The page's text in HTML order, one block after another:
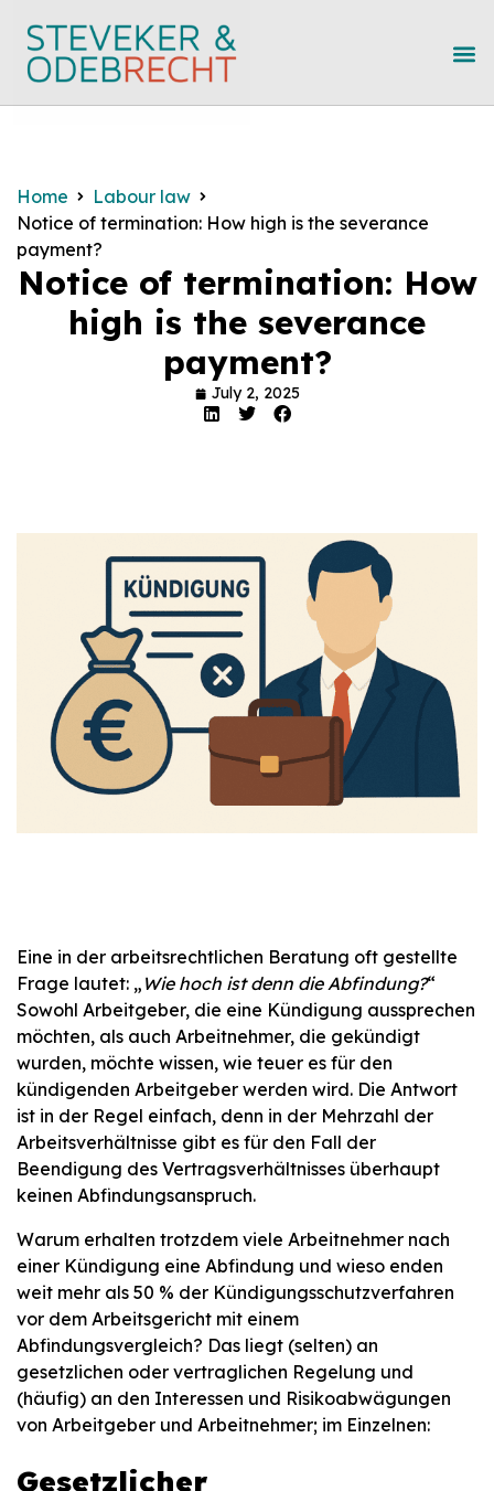
Home
Labour law
Notice of termination: How high is the severance
payment?
Notice of termination: How
high is the severance
payment?
July 2, 2025
Eine in der arbeitsrechtlichen Beratung oft gestellte
Frage lautet: „ Wie hoch ist denn die Abfindung?“
Sowohl Arbeitgeber, die eine Kündigung aussprechen
möchten, als auch Arbeitnehmer, die gekündigt
wurden, möchte wissen, wie teuer es für den
kündigenden Arbeitgeber werden wird. Die Antwort
ist in der Regel einfach, denn in der Mehrzahl der
Arbeitsverhältnisse gibt es für den Fall der
Beendigung des Vertragsverhältnisses überhaupt
keinen Abfindungsanspruch.
Warum erhalten trotzdem viele Arbeitnehmer nach
einer Kündigung eine Abfindung und wieso enden
weit mehr als 50 % der Kündigungsschutzverfahren
vor dem Arbeitsgericht mit einem
Abfindungsvergleich? Das liegt (selten) an
gesetzlichen oder vertraglichen Regelung und
(häufig) an den Interessen und Risikoabwägungen
von Arbeitgeber und Arbeitnehmer; im Einzelnen:
Gesetzlicher